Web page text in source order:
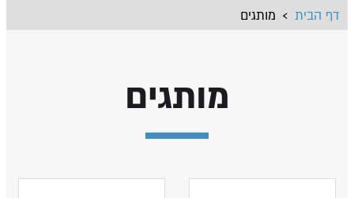
דף הבית › מותגים
מותגים